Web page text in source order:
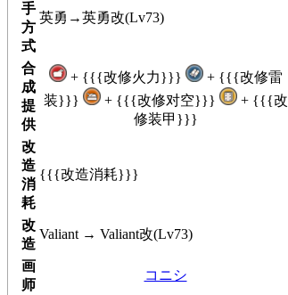
手
方
式
英勇→英勇改(Lv73)
合
成
提
供
+ {{{改修火力}}}
+ {{{改修雷
装}}}
+ {{{改修对空}}}
+ {{{改
修装甲}}}
改
造
消
耗
{{{改造消耗}}}
改
造
Valiant → Valiant改(Lv73)
画
师
コニシ